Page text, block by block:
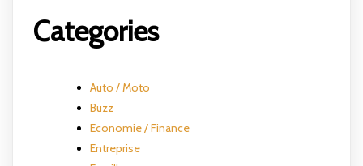
Categories
Auto / Moto
Buzz
Economie / Finance
Entreprise